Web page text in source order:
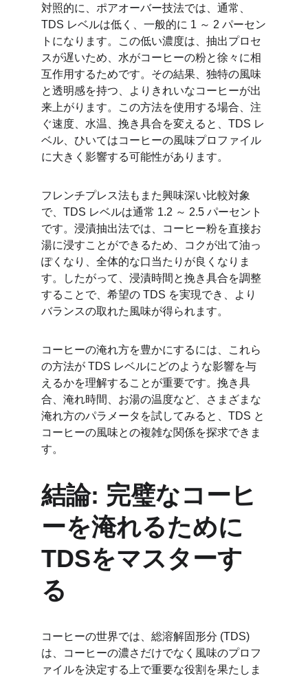
対照的に、ポアオーバー技法では、通常、
TDS レベルは低く、一般的に 1 ～ 2 パーセン
トになります。この低い濃度は、抽出プロセ
スが遅いため、水がコーヒーの粉と徐々に相
互作用するためです。その結果、独特の風味
と透明感を持つ、よりきれいなコーヒーが出
来上がります。この方法を使用する場合、注
ぐ速度、水温、挽き具合を変えると、TDS レ
ベル、ひいてはコーヒーの風味プロファイル
に大きく影響する可能性があります。
フレンチプレス法もまた興味深い比較対象
で、TDS レベルは通常 1.2 ～ 2.5 パーセント
です。浸漬抽出法では、コーヒー粉を直接お
湯に浸すことができるため、コクが出て油っ
ぽくなり、全体的な口当たりが良くなりま
す。したがって、浸漬時間と挽き具合を調整
することで、希望の TDS を実現でき、より
バランスの取れた風味が得られます。
コーヒーの淹れ方を豊かにするには、これら
の方法が TDS レベルにどのような影響を与
えるかを理解することが重要です。挽き具
合、淹れ時間、お湯の温度など、さまざまな
淹れ方のパラメータを試してみると、TDS と
コーヒーの風味との複雑な関係を探求できま
す。
結論: 完璧なコーヒ
ーを淹れるために
TDSをマスターす
る
コーヒーの世界では、総溶解固形分 (TDS)
は、コーヒーの濃さだけでなく風味のプロフ
ァイルを決定する上で重要な役割を果たしま